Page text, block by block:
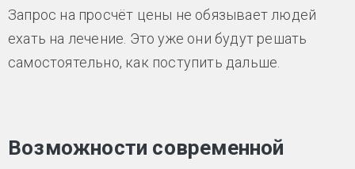
Запрос на просчёт цены не обязывает людей
ехать на лечение. Это уже они будут решать
самостоятельно, как поступить дальше.
Возможности современной